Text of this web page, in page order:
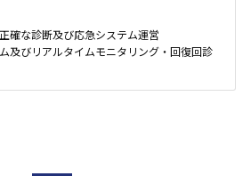
確な診断及び応急システム運営
及びリアルタイムモニタリング・回復回診